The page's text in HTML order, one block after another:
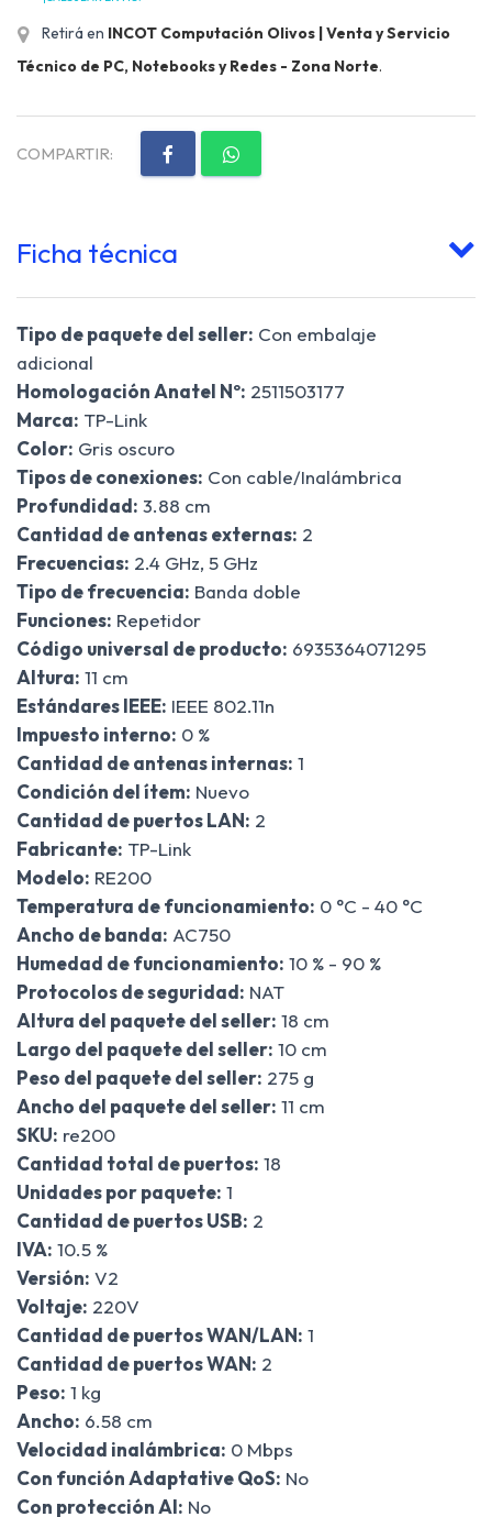
Retirá en INCOT Computación Olivos | Venta y Servicio
Técnico de PC, Notebooks y Redes - Zona Norte.
COMPARTIR:
Ficha técnica
Tipo de paquete del seller: Con embalaje
adicional
Homologación Anatel Nº: 2511503177
Marca: TP-Link
Color: Gris oscuro
Tipos de conexiones: Con cable/Inalámbrica
Profundidad: 3.88 cm
Cantidad de antenas externas: 2
Frecuencias: 2.4 GHz, 5 GHz
Tipo de frecuencia: Banda doble
Funciones: Repetidor
Código universal de producto: 6935364071295
Altura: 11 cm
Estándares IEEE: IEEE 802.11n
Impuesto interno: 0 %
Cantidad de antenas internas: 1
Condición del ítem: Nuevo
Cantidad de puertos LAN: 2
Fabricante: TP-Link
Modelo: RE200
Temperatura de funcionamiento: 0 °C - 40 °C
Ancho de banda: AC750
Humedad de funcionamiento: 10 % - 90 %
Protocolos de seguridad: NAT
Altura del paquete del seller: 18 cm
Largo del paquete del seller: 10 cm
Peso del paquete del seller: 275 g
Ancho del paquete del seller: 11 cm
SKU: re200
Cantidad total de puertos: 18
Unidades por paquete: 1
Cantidad de puertos USB: 2
IVA: 10.5 %
Versión: V2
Voltaje: 220V
Cantidad de puertos WAN/LAN: 1
Cantidad de puertos WAN: 2
Peso: 1 kg
Ancho: 6.58 cm
Velocidad inalámbrica: 0 Mbps
Con función Adaptative QoS: No
Con protección AI: No